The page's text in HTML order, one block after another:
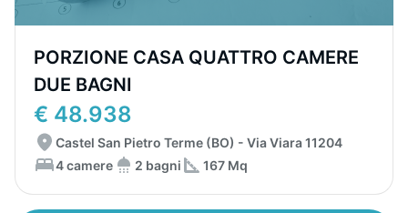
PORZIONE CASA QUATTRO CAMERE
DUE BAGNI
€ 48.938
Castel San Pietro Terme (BO) - Via Viara 11204
4 camere
2 bagni 167 Mq